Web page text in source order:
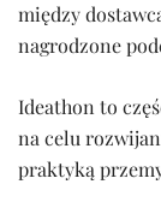
między
nagrodzone
Ideathon to
na celu
praktyką